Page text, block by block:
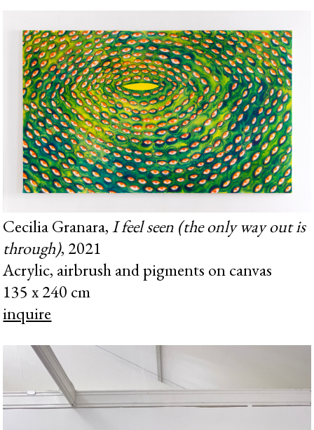
Cecilia Granara,I feel seen (the only way out is
through), 2021
Acrylic, airbrush and pigments on canvas
135 x 240 cm
inquire